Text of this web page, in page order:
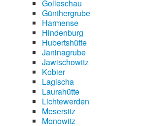
Golleschau
Günthergrube
Harmense
Hindenburg
Hubertshütte
Janinagrube
Jawischowitz
Kobier
Lagischa
Laurahütte
Lichtewerden
Mesersitz
Monowitz